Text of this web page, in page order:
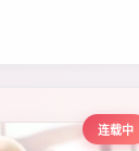
连载中